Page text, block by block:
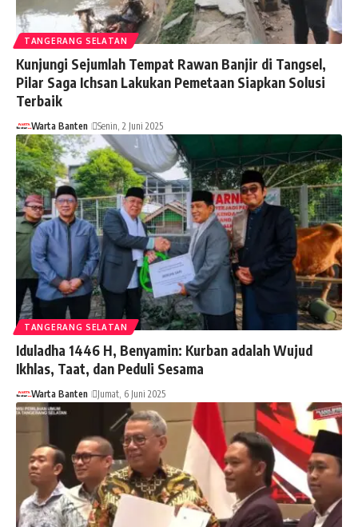
TANGERANG SELATAN
Kunjungi Sejumlah Tempat Rawan Banjir di Tangsel,
Pilar Saga Ichsan Lakukan Pemetaan Siapkan Solusi
Terbaik
Warta Banten Senin, 2 Juni 2025
TANGERANG SELATAN
Iduladha 1446 H, Benyamin: Kurban adalah Wujud
Ikhlas, Taat, dan Peduli Sesama
Warta Banten Jumat, 6 Juni 2025